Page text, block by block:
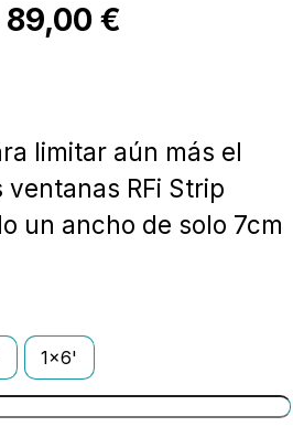
89,00€
desde
59,00 €
limitar aún más el
RFi Strip
un ancho de solo 7cm
1x6'